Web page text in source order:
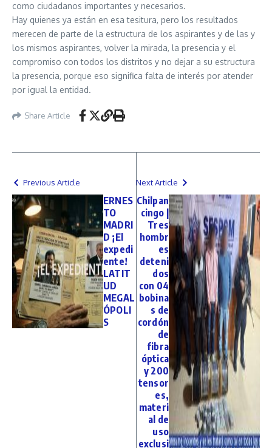
como ciudadanos importantes y necesarios.
Hay quienes ya están en esa tesitura, pero los resultados
merecen de parte de la estructura de los aspirantes y de las y
los mismos aspirantes, volver la mirada, la presencia y el
compromiso con todos los distritos y no dejar a su estructura
la presencia, porque eso significa falta de interés por atender
por igual la entidad.
Share Article
Previous Article
ERNES
TO
MADRI
D ¡El
expedi
ente!
LATIT
UD
MEGAL
ÓPOLI
S
Next Article
Chilpan
cingo |
Tres
hombr
es
deteni
dos
con 04
bobina
s de
cordón
de
fibra
óptica
y 200
tensor
es,
materi
al de
uso
exclusi